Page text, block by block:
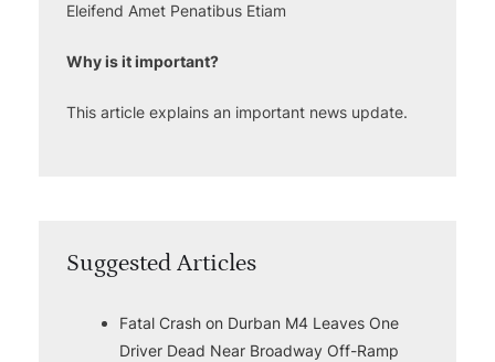
Eleifend Amet Penatibus Etiam
Why is it important?
This article explains an important news update.
Suggested Articles
Fatal Crash on Durban M4 Leaves One
Driver Dead Near Broadway Off-Ramp